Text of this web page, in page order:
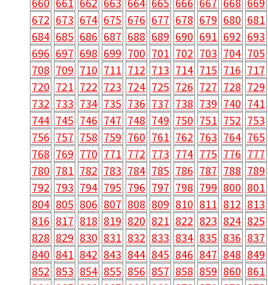
660 661 662 663 664 665 666 667 668 669
672 673 674 675 676 677 678 679 680 681
684 685 686 687 688 689 690 691 692 693
696 697 698 699 700 701 702 703 704 705
708 709 710 711 712 713 714 715 716 717
720 721 722 723 724 725 726 727 728 729
732 733 734 735 736 737 738 739 740 741
744 745 746 747 748 749 750 751 752 753
756 757 758 759 760 761 762 763 764 765
768 769 770 771 772 773 774 775 776 777
780 781 782 783 784 785 786 787 788 789
792 793 794 795 796 797 798 799 800 801
804 805 806 807 808 809 810 811 812 813
816 817 818 819 820 821 822 823 824 825
828 829 830 831 832 833 834 835 836 837
840 841 842 843 844 845 846 847 848 849
852 853 854 855 856 857 858 859 860 861